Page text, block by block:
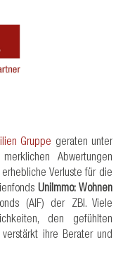
Gruppe geraten unter
Abwertungen
Verluste für die
UniImmo: Wohnen
(AIF) der ZBI. Viele
den gefühlten
ihre Berater und